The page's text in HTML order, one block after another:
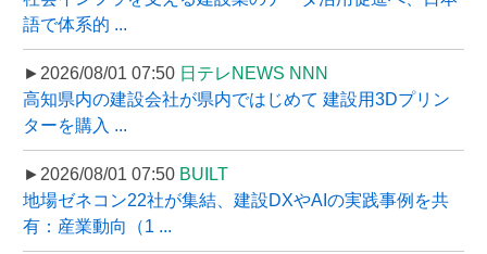
語で体系的 ...
►2026/08/01 07:50 日テレNEWS NNN
高知県内の建設会社が県内ではじめて 建設用3Dプリン
ターを購入 ...
►2026/08/01 07:50 BUILT
地場ゼネコン22社が集結、建設DXやAIの実践事例を共
有：産業動向（1 ...